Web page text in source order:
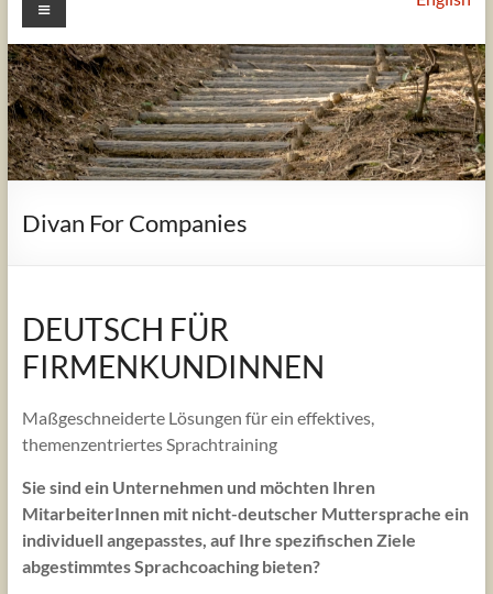
Divan For Companies
DEUTSCH FÜR
FIRMENKUNDINNEN
Maßgeschneiderte Lösungen für ein effektives,
themenzentriertes Sprachtraining
Sie sind ein Unternehmen und möchten Ihren
MitarbeiterInnen mit nicht-deutscher Muttersprache ein
individuell angepasstes, auf Ihre spezifischen Ziele
abgestimmtes Sprachcoaching bieten?